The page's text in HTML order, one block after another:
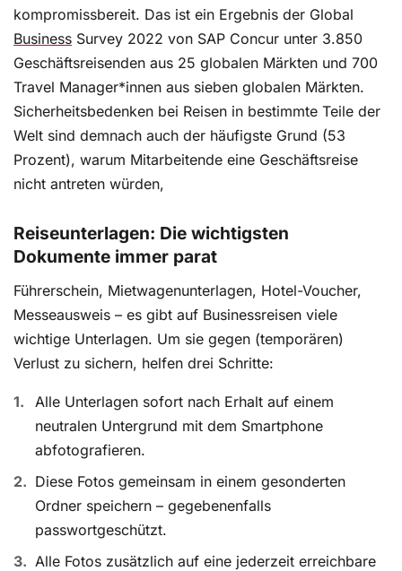
kompromissbereit. Das ist ein Ergebnis der Global
Business Survey 2022 von SAP Concur unter 3.850
Geschäftsreisenden aus 25 globalen Märkten und 700
Travel Manager*innen aus sieben globalen Märkten.
Sicherheitsbedenken bei Reisen in bestimmte Teile der
Welt sind demnach auch der häufigste Grund (53
Prozent), warum Mitarbeitende eine Geschäftsreise
nicht antreten würden,
Reiseunterlagen: Die wichtigsten
Dokumente immer parat
Führerschein, Mietwagenunterlagen, Hotel-Voucher,
Messeausweis – es gibt auf Businessreisen viele
wichtige Unterlagen. Um sie gegen (temporären)
Verlust zu sichern, helfen drei Schritte:
Alle Unterlagen sofort nach Erhalt auf einem
neutralen Untergrund mit dem Smartphone
abfotografieren.
Diese Fotos gemeinsam in einem gesonderten
Ordner speichern – gegebenenfalls
passwortgeschützt.
Alle Fotos zusätzlich auf eine jederzeit erreichbare